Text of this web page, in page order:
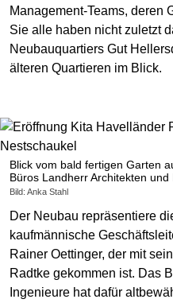
Management-Teams, deren
Sie alle haben nicht zuletzt
Neubauquartiers Gut
älteren Quartieren im Blick.
Blick vom bald fertigen Garten
Büros Landherr Architekten und
Bild: Anka Stahl
Der Neubau repräsentiere
kaufmännische
Rainer Oettinger, der mit
Radtke gekommen ist. Das
Ingenieure hat dafür